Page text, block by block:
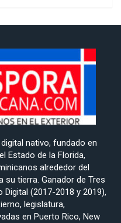
nativo, fundado en
Estado de la Florida,
alrededor del
su tierra. Ganador de Tres
(2017-2018 y 2019),
legislatura,
en Puerto Rico, New